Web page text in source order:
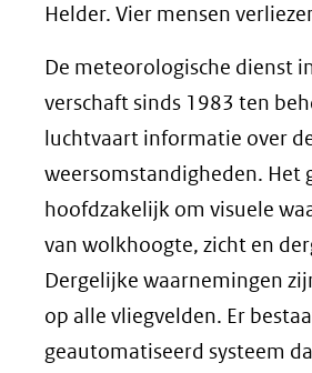
Helder. Vier mensen
De meteorologische dienst
verschaft sinds 1983 ten
luchtvaart informatie over
weersomstandigheden. Het
hoofdzakelijk om visuele
van wolkhoogte, zicht en
Dergelijke waarnemingen
op alle vliegvelden. Er
geautomatiseerd systeem